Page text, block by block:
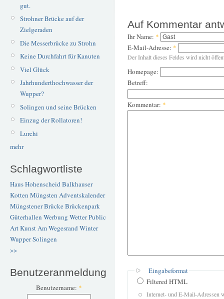
gut.
Strohner Brücke auf der
Zielgeraden
Die Messerbrücke zu Strohn
Keine Durchfahrt für Kanuten
Viel Glück
Jahrhunderthochwasser der
Wupper?
Solingen und seine Brücken
Einzug der Rollatoren!
Lurchi
mehr
Schlagwortliste
Haus Hohenscheid Balkhauser
Kotten Müngsten Adventskalender
Müngstener BrückeBrückenpark
Güterhallen Werbung WetterPublic
ArtKunstAm Wegesrand Winter
WupperSolingen
>>
Benutzeranmeldung
Benutzername: *
Auf Kommentar
Ihr Name: *
E-Mail-Adresse: *
Der Inhalt dieses Feldes wird nicht
Homepage:
Betreff:
Kommentar: *
Eingabeformat
Filtered HTML
Internet- und E-Mail-Adressen